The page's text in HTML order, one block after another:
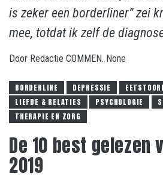
is zeker een borderliner” zei
mee, totdat ik zelf de
Door Redactie COMMEN. None
BORDERLINE DEPRESSIE
LIEFDE & RELATIES
PSYCHOLOGIE
THERAPIE EN ZORG
De 10 best gelezen
2019